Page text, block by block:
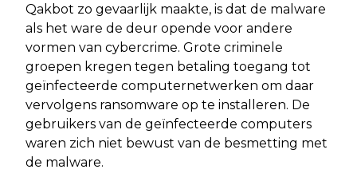
Qakbot zo gevaarlijk maakte, is dat de malware
als het ware de deur opende voor andere
vormen van cybercrime. Grote criminele
groepen kregen tegen betaling toegang tot
geïnfecteerde computernetwerken om daar
vervolgens ransomware op te installeren. De
gebruikers van de geïnfecteerde computers
waren zich niet bewust van de besmetting met
de malware.